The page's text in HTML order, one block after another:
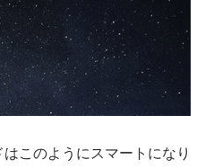
このようにスマートになり